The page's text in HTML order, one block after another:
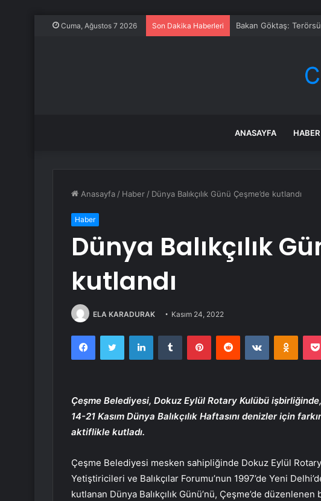
Cuma, Ağustos 7 2026 Son Dakika Haberleri Bakan Göktaş:
ANASAYFA HABER
Anasayfa / Haber / Dünya Balıkçılık Günü Çeşme’de kutlandı
Haber
Dünya Balıkçılık
kutlandı
ELA KARADURAK Kasım 24, 2022
FacebookTwitter LinkedInTumblr PinterestReddit VKontakte
Çeşme Belediyesi, Dokuz Eylül Rotary Kulübü
14-21 Kasım Dünya Balıkçılık Haftasını denizler için
aktiflikle kutladı.
Çeşme Belediyesi mesken sahipliğinde Dokuz Eylül
Yetiştiricileri ve Balıkçılar Forumu’nun 1997’de Yeni
kutlanan Dünya Balıkçılık Günü’nü, Çeşme’de